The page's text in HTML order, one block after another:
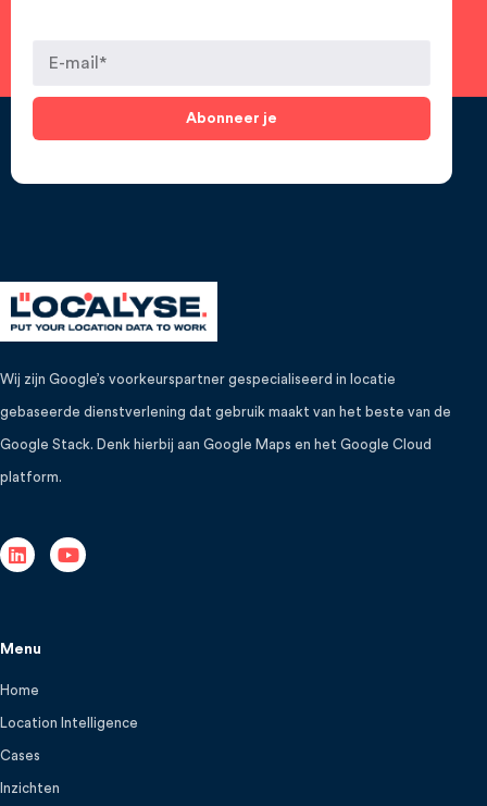
Abonneer je
Wij zijn Google’s voorkeurspartner gespecialiseerd in locatie
gebaseerde dienstverlening dat gebruik maakt van het beste van de
Google Stack. Denk hierbij aan Google Maps en het Google Cloud
platform.
Menu
Home
Location Intelligence
Cases
Inzichten